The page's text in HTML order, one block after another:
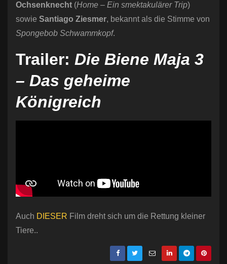
Ochsenknecht (Home – Ein smektakulärer Trip)
sowie Santiago Ziesmer, bekannt als die Stimme von
Spongebob Schwammkopf.
Trailer: Die Biene Maja 3
– Das geheime
Königreich
Auch DIESER Film dreht sich um die Rettung kleiner
Tiere..